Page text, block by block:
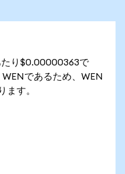
たり$0.00000363で
であるため、WEN
ます。